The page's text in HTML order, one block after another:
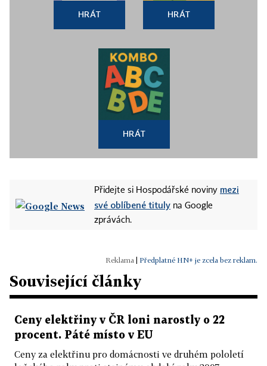
HRÁT HRÁT
HRÁT
Přidejte si Hospodářské noviny mezi
své oblíbené tituly na Google
zprávách.
Předplatné HN+ je zcela bez reklam.
Související články
Ceny elektřiny v ČR loni narostly o 22
procent. Páté místo v EU
Ceny za elektřinu pro domácnosti ve druhém pololetí